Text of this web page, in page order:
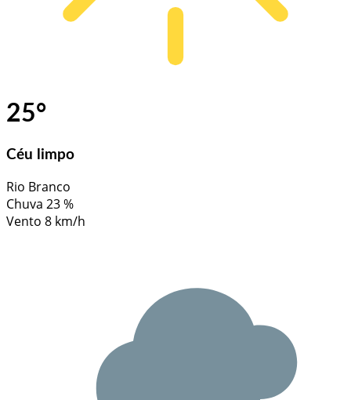
25°
Céu limpo
Rio Branco
Chuva 23 %
Vento 8 km/h